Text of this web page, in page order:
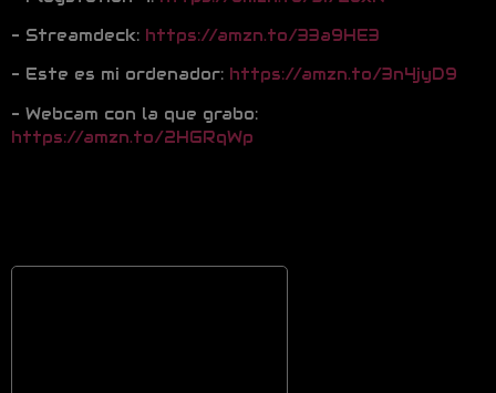
– Streamdeck: https://amzn.to/33a9HE3
– Este es mi ordenador: https://amzn.to/3n4jyD9
– Webcam con la que grabo:
https://amzn.to/2HGRqWp